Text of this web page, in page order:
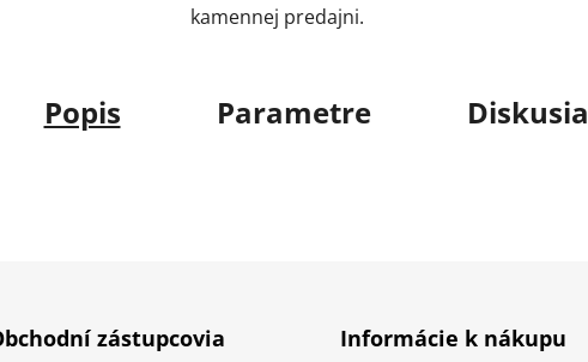
kamennej predajni.
Popis Parametre Diskusia
zástupcovia Informácie k nákupu